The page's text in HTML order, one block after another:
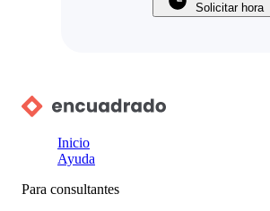
Solicitar hora
Inicio
Ayuda
Para consultantes